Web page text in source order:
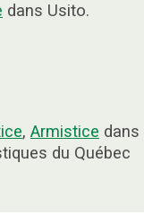
dans Usito.
, Armistice dans
du Québec